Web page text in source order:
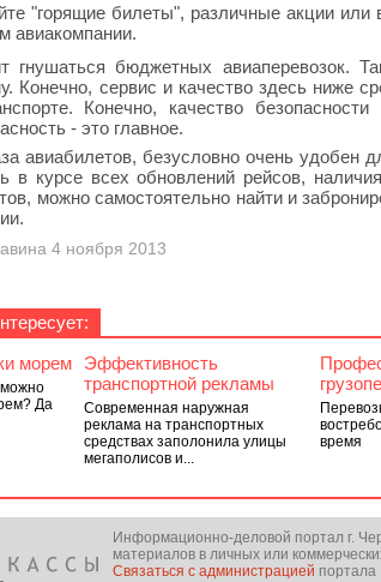
"горящие билеты", различные акции
авиакомпании.
гнушаться бюджетных авиаперевозок.
Конечно, сервис и качество здесь ниже
Конечно, качество
- это главное.
авиабилетов, безусловно очень удобен
в курсе всех обновлений рейсов,
можно самостоятельно найти и
4 ноября 2013
морем
Да
Эффективность
транспортной рекламы
Современная наружная
реклама на транспортных
средствах заполонила улицы
мегаполисов и...
время
Информационно-деловой портал г.
материалов в личных или
Связаться с администрацией портала